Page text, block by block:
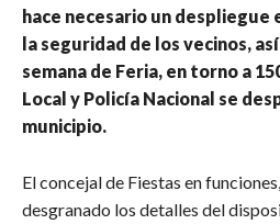
hace necesario un despliegue
la seguridad de los vecinos,
semana de Feria, en torno a
Local y Policía Nacional se
municipio.
El concejal de Fiestas en
desgranado los detalles del